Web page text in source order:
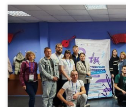
IX Региональный форум молодых семей
в Нижнем Новгороде с 26 по 28
активные семьи и специалисты
координирующие работу с молодыми
участников […]